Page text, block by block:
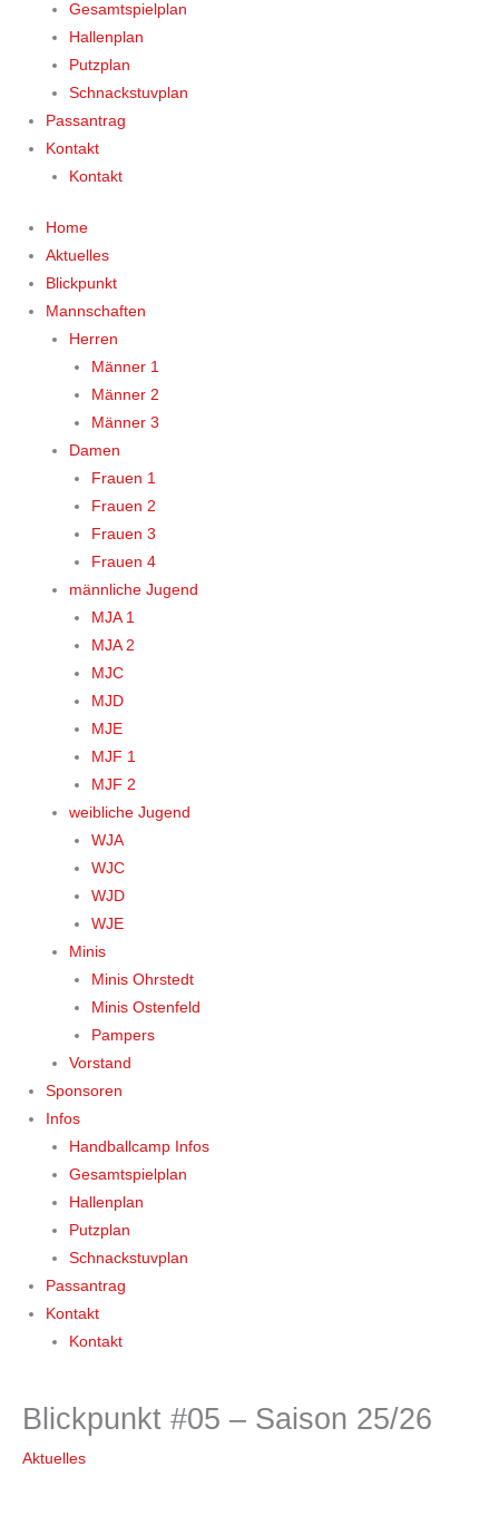
Gesamtspielplan
Hallenplan
Putzplan
Schnackstuvplan
Passantrag
Kontakt
Kontakt
Home
Aktuelles
Blickpunkt
Mannschaften
Herren
Männer 1
Männer 2
Männer 3
Damen
Frauen 1
Frauen 2
Frauen 3
Frauen 4
männliche Jugend
MJA 1
MJA 2
MJC
MJD
MJE
MJF 1
MJF 2
weibliche Jugend
WJA
WJC
WJD
WJE
Minis
Minis Ohrstedt
Minis Ostenfeld
Pampers
Vorstand
Sponsoren
Infos
Handballcamp Infos
Gesamtspielplan
Hallenplan
Putzplan
Schnackstuvplan
Passantrag
Kontakt
Kontakt
Blickpunkt #05 – Saison 25/26
Aktuelles